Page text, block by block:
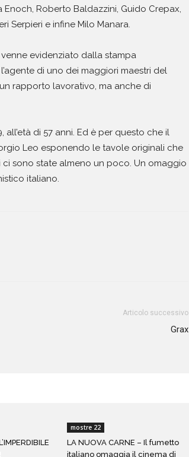
Roberto Baldazzini, Guido Crepax,
Serpieri e infine Milo Manara.
evidenziato dalla stampa
di uno dei maggiori maestri del
rapporto lavorativo, ma anche di
di 57 anni. Ed è per questo che il
Leo esponendo le tavole originali che
ci sono state almeno un poco. Un omaggio
italiano.
Articolo successivo
Grax
mostre 22
LA NUOVA CARNE – Il fumetto
italiano omaggia il cinema di